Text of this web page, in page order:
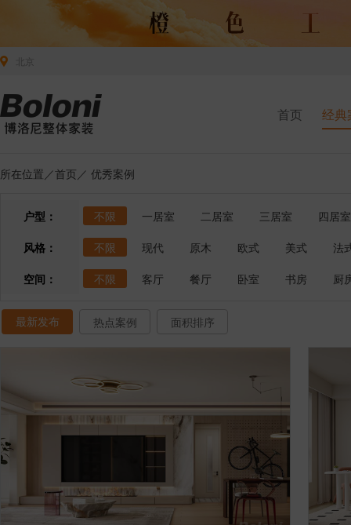
首页 经典
所在位置／首页 ／ 优秀案例
户型： 不限 一居室 二居室 三居室
四居室
风格：
不限 现代 原木 欧式 美式
法
空间：
不限 客厅 餐厅 卧室 书房 厨
最新发布 热点案例 面积排序